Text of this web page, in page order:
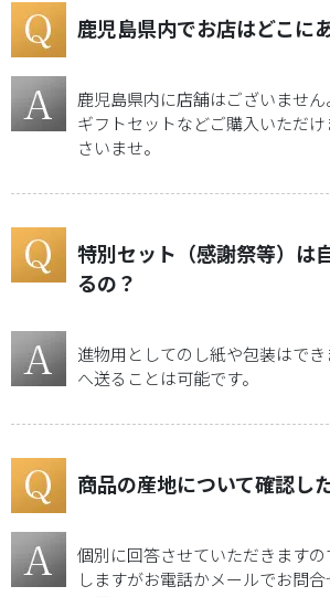
商
品
を
す
野
井
品
キ
ン
グ
鹿児島県内でお店はどこに
鹿児島県内に店舗はございません
ギフトセットなどご購入いただ
さいませ。
特別セット（感謝祭等）は
るの？
進物用としてのし紙や包装はで
へ送ることは可能です。
商品の産地について確認した
個別に回答させていただきます
しますがお電話かメールでお問